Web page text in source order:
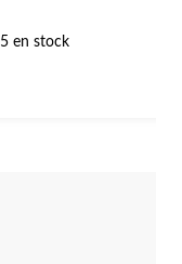
5 en stock